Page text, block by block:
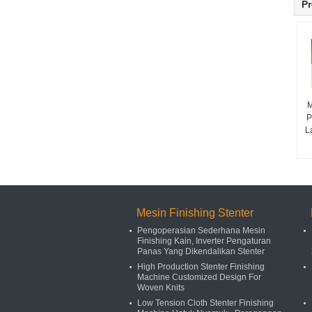
Mesin Finishing Stenter
Pengoperasian Sederhana Mesin
Finishing Kain, Inverter Pengaturan
Panas Yang Dikendalikan Stenter
High Production Stenter Finishing
Machine Customized Design For
Woven Knits
Low Tension Cloth Stenter Finishing